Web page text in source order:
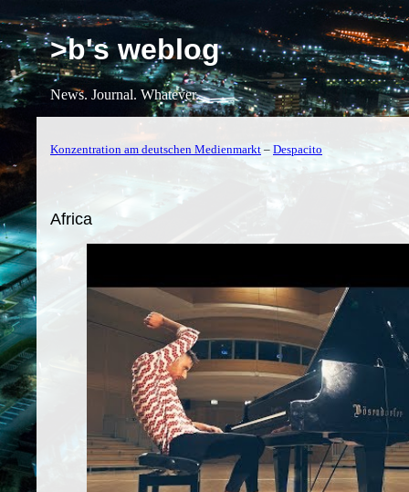
>b's weblog
News. Journal. Whatever.
Konzentration am deutschen Medienmarkt – Despacito
Africa